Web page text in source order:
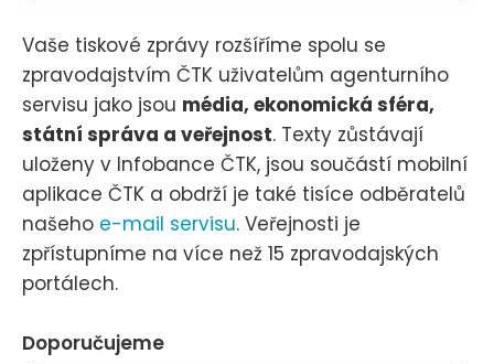
Vaše tiskové zprávy rozšíříme spolu se
zpravodajstvím ČTK uživatelům agenturního
servisu jako jsou média, ekonomická sféra,
státní správa a veřejnost. Texty zůstávají
uloženy v Infobance ČTK, jsou součástí mobilní
aplikace ČTK a obdrží je také tisíce odběratelů
našeho e-mail servisu. Veřejnosti je
zpřístupníme na více než 15 zpravodajských
portálech.
Doporučujeme